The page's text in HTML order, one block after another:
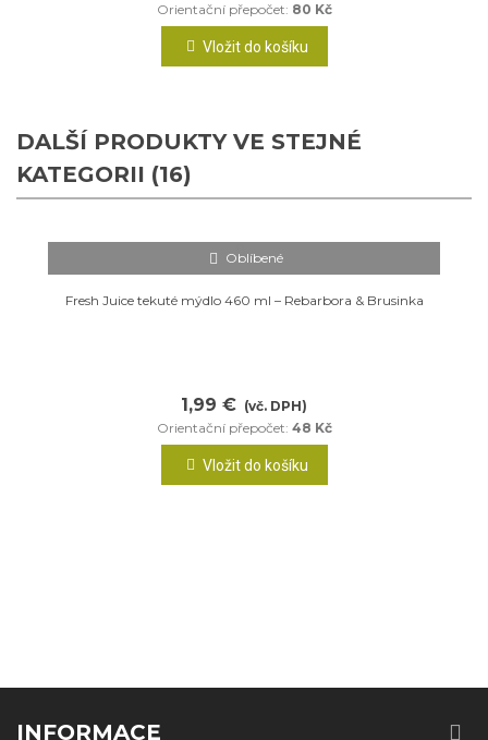
Orientační přepočet: 80 Kč
Vložit do košíku
DALŠÍ PRODUKTY VE STEJNÉ
KATEGORII (16)
Oblíbené
Fresh Juice tekuté mýdlo 460 ml – Rebarbora & Brusinka
1,99 € (vč. DPH)
Orientační přepočet: 48 Kč
Vložit do košíku
INFORMACE